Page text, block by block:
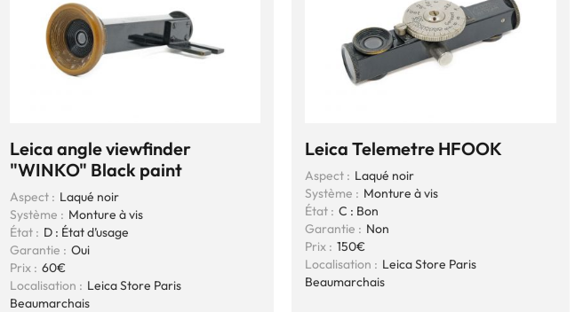
Leica angle viewfinder
"WINKO" Black paint
Aspect : Laqué noir
Système : Monture à vis
État : D : État d’usage
Garantie : Oui
Prix : 60€
Localisation : Leica Store Paris
Beaumarchais
Leica Telemetre HFOOK
Aspect : Laqué noir
Système : Monture à vis
État : C : Bon
Garantie : Non
Prix : 150€
Localisation : Leica Store Paris
Beaumarchais